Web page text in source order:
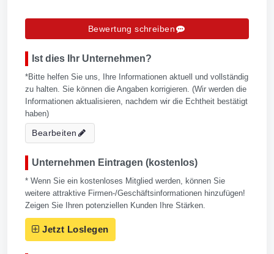
Bewertung schreiben
Ist dies Ihr Unternehmen?
*Bitte helfen Sie uns, Ihre Informationen aktuell und vollständig
zu halten. Sie können die Angaben korrigieren. (Wir werden die
Informationen aktualisieren, nachdem wir die Echtheit bestätigt
haben)
Bearbeiten
Unternehmen Eintragen (kostenlos)
* Wenn Sie ein kostenloses Mitglied werden, können Sie
weitere attraktive Firmen-/Geschäftsinformationen hinzufügen!
Zeigen Sie Ihren potenziellen Kunden Ihre Stärken.
Jetzt Loslegen